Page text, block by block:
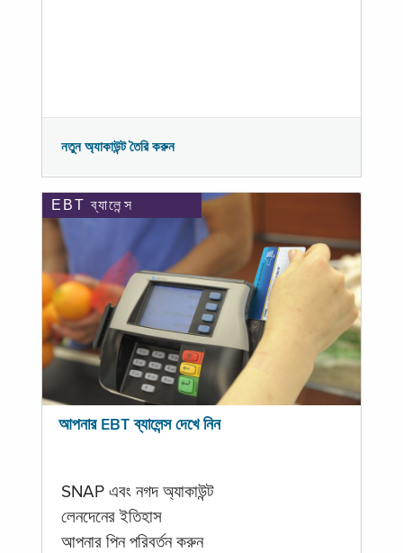
নতুন অ্যাকাউন্ট তৈরি করুন
EBT ব্যালেন্স
আপনার EBT ব্যালেন্স দেখে নিন
SNAP এবং নগদ অ্যাকাউন্ট
লেনদেনের ইতিহাস
আপনার পিন পরিবর্তন করুন